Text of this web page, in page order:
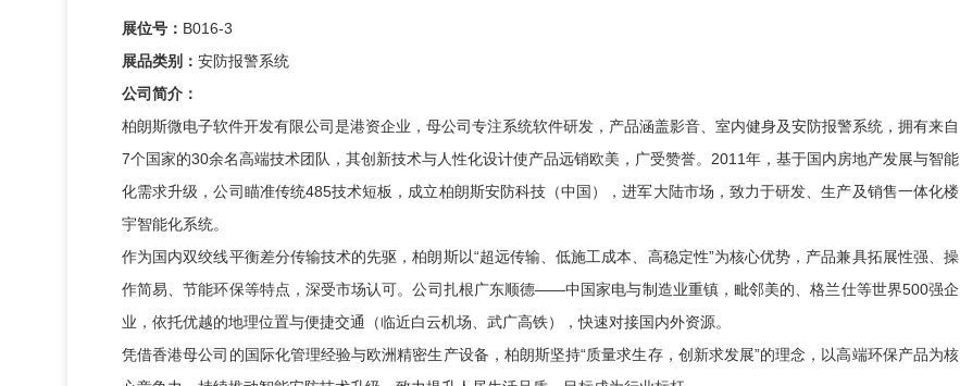
展位号： B016-3
展品类别： 安防报警系统
公司简介：
柏朗斯微电子软件开发有限公司是港资企业，母公司专注系统软件研发，产品涵盖影音、室内健身及安防报警系统，拥有来自
7个国家的30余名高端技术团队，其创新技术与人性化设计使产品远销欧美，广受赞誉。2011年，基于国内房地产发展与智能
化需求升级，公司瞄准传统485技术短板，成立柏朗斯安防科技（中国），进军大陆市场，致力于研发、生产及销售一体化楼
宇智能化系统。
作为国内双绞线平衡差分传输技术的先驱，柏朗斯以“超远传输、低施工成本、高稳定性”为核心优势，产品兼具拓展性强、操
作简易、节能环保等特点，深受市场认可。公司扎根广东顺德——中国家电与制造业重镇，毗邻美的、格兰仕等世界500强企
业，依托优越的地理位置与便捷交通（临近白云机场、武广高铁），快速对接国内外资源。
凭借香港母公司的国际化管理经验与欧洲精密生产设备，柏朗斯坚持“质量求生存，创新求发展”的理念，以高端环保产品为核